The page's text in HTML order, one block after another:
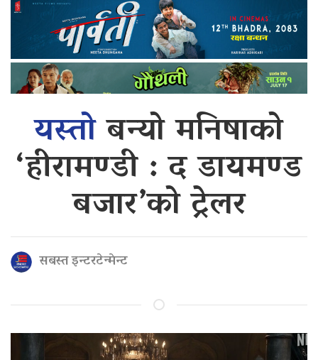
यस्तोबन्यो मनिषाको
‘हीरामण्डी : द डायमण्ड
बजार’को ट्रेलर
सबस्त इन्टरटेन्मेन्ट